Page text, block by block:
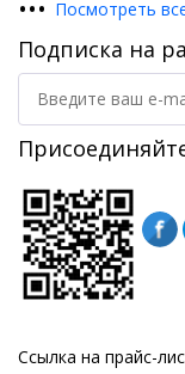
••• Посмотреть
Подписка на
Ссылка на прайс-